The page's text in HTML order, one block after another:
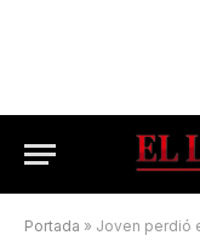
Portada » Joven perdió el